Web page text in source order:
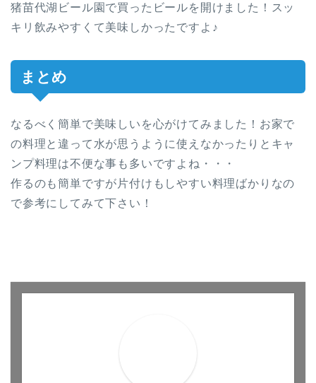
猪苗代湖ビール園で買ったビールを開けました！スッ
キリ飲みやすくて美味しかったですよ♪
まとめ
なるべく簡単で美味しいを心がけてみました！お家で
の料理と違って水が思うように使えなかったりとキャ
ンプ料理は不便な事も多いですよね・・・
作るのも簡単ですが片付けもしやすい料理ばかりなの
で参考にしてみて下さい！